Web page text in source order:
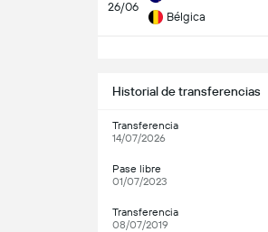
26/06
Bélgica
Historial de transferencias
Transferencia
14/07/2026
Pase libre
01/07/2023
Transferencia
08/07/2019